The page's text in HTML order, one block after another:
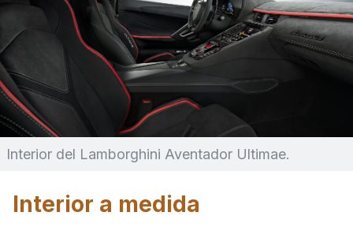
Interior del Lamborghini Aventador Ultimae.
Interior a medida